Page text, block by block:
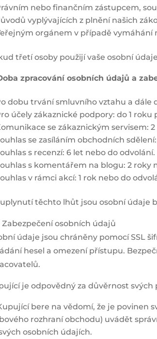
nebo finančním zástupcem,
vyplývajících z plnění našich
orgánem v případě vymáhání
třetí osoby použijí vaše osobní
zpracování osobních údajů a
dobu trvání smluvního vztahu a dále
účely zákaznické podpory: do 1 roku
se zákaznickým servisem: 2
se zasíláním obchodních
s recenzí: 6 let nebo do odvolání.
s komentářem na blogu: 2 roky
v rámci akcí: 1 rok nebo do
těchto lhůt jsou osobní údaje
Zabezpečení osobních údajů
údaje jsou chráněny pomocí SSL
hesel a omezení přístupu.
je odpovědný za důvěrnost
bere na vědomí, že je povinen
rozhraní obchodu) uvádět
osobních údajích.